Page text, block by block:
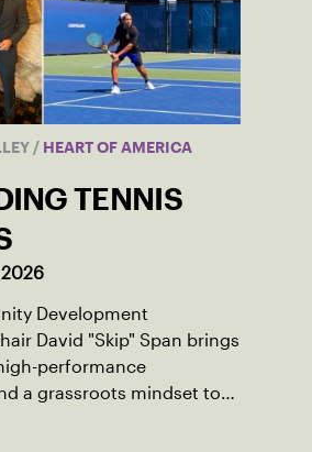
/ HEART OF AMERICA
TENNIS
Development
David "Skip" Span brings
performance
a grassroots mindset to